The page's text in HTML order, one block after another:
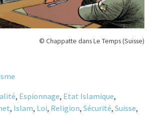
© Chappatte dans Le Temps (Suisse)
, Espionnage, Etat Islamique,
, Islam, Loi, Religion, Sécurité, Suisse,